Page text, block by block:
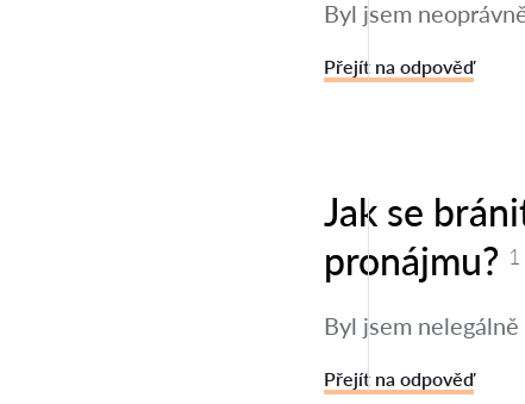
Byl jsem
Přejít na odpověď
Jak se
pronájmu?
Byl jsem
Přejít na odpověď